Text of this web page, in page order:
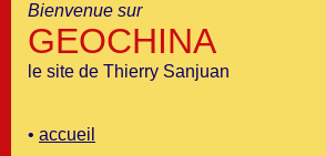
Bienvenue sur
GEOCHINA
le site de Thierry Sanjuan
• accueil